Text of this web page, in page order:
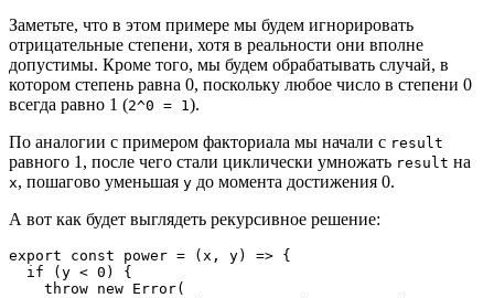
Заметьте, что в этом примере мы будем игнорировать
отрицательные степени, хотя в реальности они вполне
допустимы. Кроме того, мы будем обрабатывать случай, в
котором степень равна 0, поскольку любое число в степени 0
всегда равно 1 (2^0 = 1 ).
По аналогии с примером факториала мы начали с result
равного 1, после чего стали циклически умножать result на
x, пошагово уменьшая y до момента достижения 0.
А вот как будет выглядеть рекурсивное решение:
export const power = (x, y) => {
  if (y < 0) {
    throw new Error(